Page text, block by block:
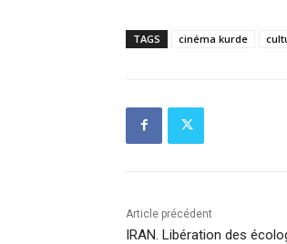
TAGS cinéma kurde
Article précédent
IRAN. Libération des